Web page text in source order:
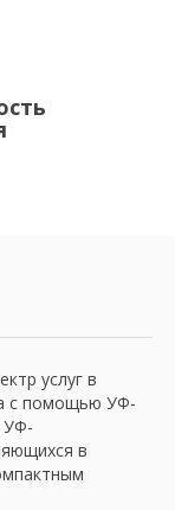
услуг в
с помощью УФ-
УФ-
в